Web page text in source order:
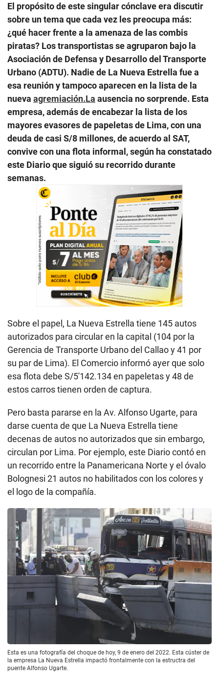
El propósito de este singular cónclave era discutir
sobre un tema que cada vez les preocupa más:
¿qué hacer frente a la amenaza de las combis
piratas? Los transportistas se agruparon bajo la
Asociación de Defensa y Desarrollo del Transporte
Urbano (ADTU). Nadie de La Nueva Estrella fue a
esa reunión y tampoco aparecen en la lista de la
nueva agremiación.La ausencia no sorprende. Esta
empresa, además de encabezar la lista de los
mayores evasores de papeletas de Lima, con una
deuda de casi S/8 millones, de acuerdo al SAT,
convive con una flota informal, según ha constatado
este Diario que siguió su recorrido durante
semanas.
Sobre el papel, La Nueva Estrella tiene 145 autos
autorizados para circular en la capital (104 por la
Gerencia de Transporte Urbano del Callao y 41 por
su par de Lima). El Comercio informó ayer que solo
esa flota debe S/5′142.134 en papeletas y 48 de
estos carros tienen orden de captura.
Pero basta pararse en la Av. Alfonso Ugarte, para
darse cuenta de que La Nueva Estrella tiene
decenas de autos no autorizados que sin embargo,
circulan por Lima. Por ejemplo, este Diario contó en
un recorrido entre la Panamericana Norte y el óvalo
Bolognesi 21 autos no habilitados con los colores y
el logo de la compañía.
Esta es una fotografía del choque de hoy, 9 de enero del 2022. Esta cúster de
la empresa La Nueva Estrella impactó frontalmente con la estructra del
puente Alfonso Ugarte.